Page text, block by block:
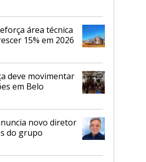
área técnica
15% em 2026
deve movimentar
em Belo
novo diretor
do grupo